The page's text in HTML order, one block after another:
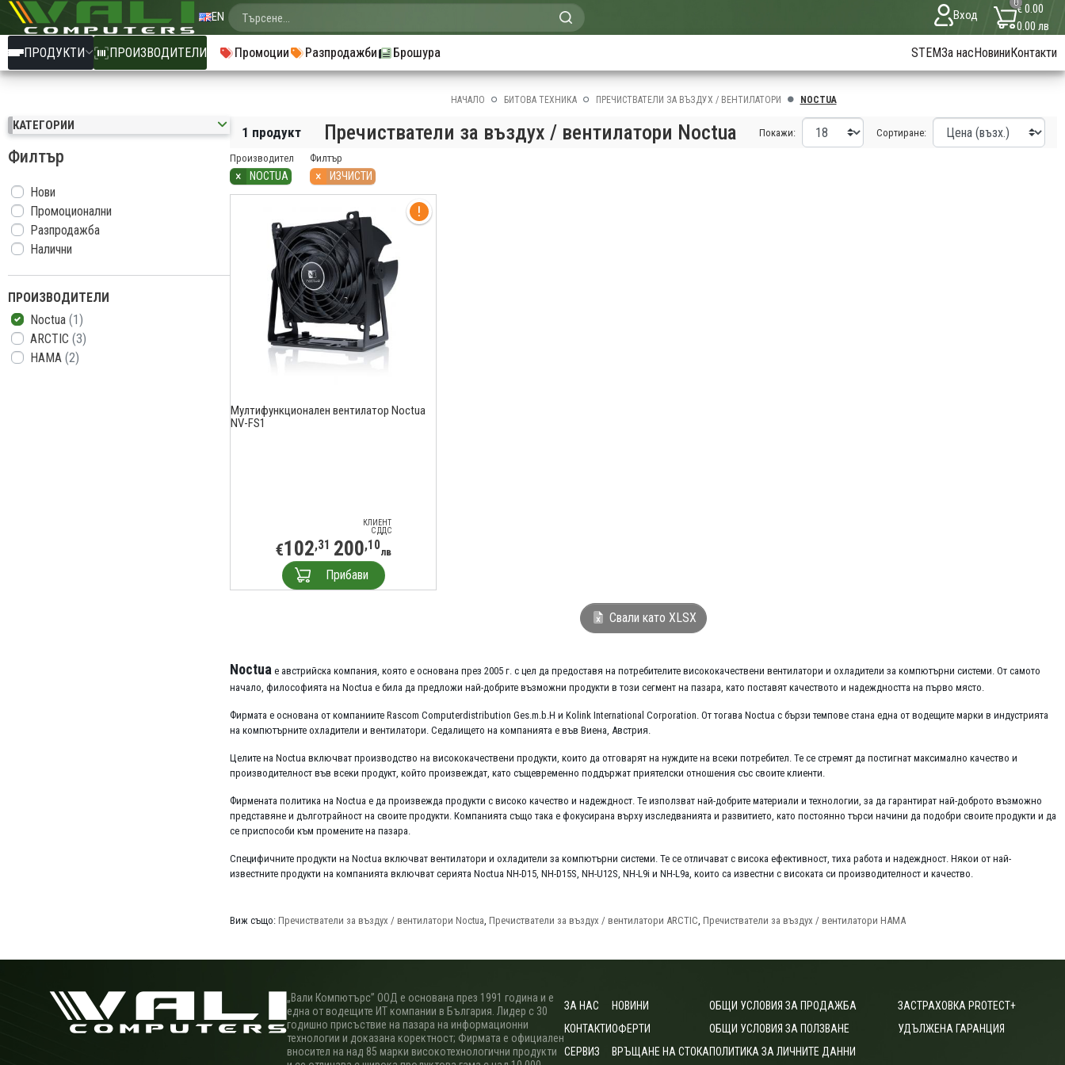
EN Вход
0€ 0.00
0.00 лв
ПРОДУКТИ ПРОИЗВОДИТЕЛИ Промоции Разпродажби Брошура STEMЗа насНовиниКонтакти
КАТЕГОРИИ
Филтър
Нови
Промоционални
Разпродажба
Налични
ПРОИЗВОДИТЕЛИ
Noctua (1)
ARCTIC (3)
HAMA (2)
НАЧАЛО БИТОВА ТЕХНИКА ПРЕЧИСТВАТЕЛИ ЗА ВЪЗДУХ / ВЕНТИЛАТОРИ NOCTUA
1 продукт Пречистватели за въздух / вентилатори Noctua Покажи: Сортиране:
Производител
× NOCTUA
Филтър
× ИЗЧИСТИ
Мултифункционален вентилатор Noctua
NV-FS1
КЛИЕНТ
С ДДС
€102,31 200,10лв
Прибави
Свали като XLSX
Noctua е австрийска компания, която е основана през 2005 г. с цел да предоставя на потребителите висококачествени вентилатори и охладители за компютърни системи. От самото
начало, философията на Noctua е била да предложи най-добрите възможни продукти в този сегмент на пазара, като поставят качеството и надеждността на първо място.
Фирмата е основана от компаниите Rascom Computerdistribution Ges.m.b.H и Kolink International Corporation. От тогава Noctua с бързи темпове стана една от водещите марки в индустрията
на компютърните охладители и вентилатори. Седалището на компанията е във Виена, Австрия.
Целите на Noctua включват производство на висококачествени продукти, които да отговарят на нуждите на всеки потребител. Те се стремят да постигнат максимално качество и
производителност във всеки продукт, който произвеждат, като същевременно поддържат приятелски отношения със своите клиенти.
Фирмената политика на Noctua е да произвежда продукти с високо качество и надеждност. Те използват най-добрите материали и технологии, за да гарантират най-доброто възможно
представяне и дълготрайност на своите продукти. Компанията също така е фокусирана върху изследванията и развитието, като постоянно търси начини да подобри своите продукти и да
се приспособи към промените на пазара.
Специфичните продукти на Noctua включват вентилатори и охладители за компютърни системи. Те се отличават с висока ефективност, тиха работа и надеждност. Някои от най-
известните продукти на компанията включват серията Noctua NH-D15, NH-D15S, NH-U12S, NH-L9i и NH-L9a, които са известни с високата си производителност и качество.
Виж също: Пречистватели за въздух / вентилатори Noctua, Пречистватели за въздух / вентилатори ARCTIC, Пречистватели за въздух / вентилатори HAMA
„Вали Компютърс” ООД е основана през 1991 година и е
една от водещите ИТ компании в България. Лидер с 30
годишно присъствие на пазара на информационни
технологии и доказана коректност; Фирмата е официален
вносител на над 85 марки високотехнологични продукти
ЗА НАС
КОНТАКТИ
СЕРВИЗ
НОВИНИ
ОФЕРТИ
ВРЪЩАНЕ НА СТОКА
ОБЩИ УСЛОВИЯ ЗА ПРОДАЖБА
ОБЩИ УСЛОВИЯ ЗА ПОЛЗВАНЕ
ПОЛИТИКА ЗА ЛИЧНИТЕ ДАННИ
ЗАСТРАХОВКА PROTECT+
УДЪЛЖЕНА ГАРАНЦИЯ